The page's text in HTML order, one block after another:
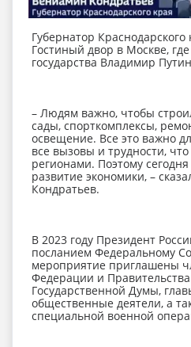
Губернатор
Гостиный двор в Москве,
государства Владимир
– Людям важно, чтобы
сады, спорткомплексы,
освещение. Все это важно
все вызовы и трудности,
регионами. Поэтому
развитие экономики, –
Кондратьев.
В 2023 году Президент
посланием Федеральному
мероприятие приглашены
Федерации и
Государственной Думы,
общественные деятели, а
специальной военной